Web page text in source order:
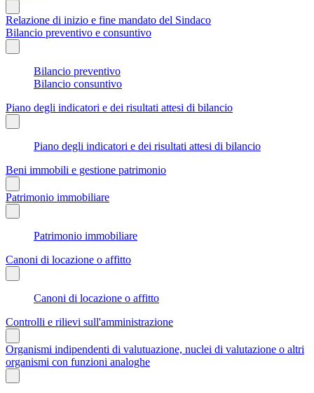
Relazione di inizio e fine mandato del Sindaco
Bilancio preventivo e consuntivo
Bilancio preventivo
Bilancio consuntivo
Piano degli indicatori e dei risultati attesi di bilancio
Piano degli indicatori e dei risultati attesi di bilancio
Beni immobili e gestione patrimonio
Patrimonio immobiliare
Patrimonio immobiliare
Canoni di locazione o affitto
Canoni di locazione o affitto
Controlli e rilievi sull'amministrazione
Organismi indipendenti di valutuazione, nuclei di valutazione o altri
organismi con funzioni analoghe